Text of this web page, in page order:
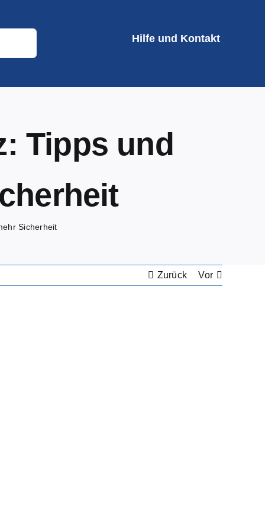
Hilfe und Kontakt
Tipps und
Sicherheit
Zurück Vor